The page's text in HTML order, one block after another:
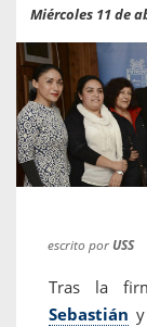
Miércoles 11 de
escrito por USS
Tras la
Sebastián